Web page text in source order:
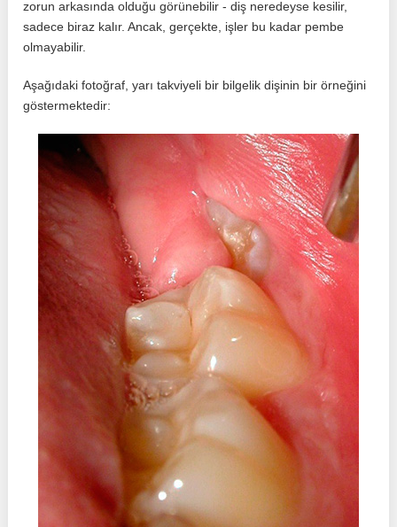
zorun arkasında olduğu görünebilir - diş neredeyse kesilir,
sadece biraz kalır. Ancak, gerçekte, işler bu kadar pembe
olmayabilir.
Aşağıdaki fotoğraf, yarı takviyeli bir bilgelik dişinin bir örneğini
göstermektedir: